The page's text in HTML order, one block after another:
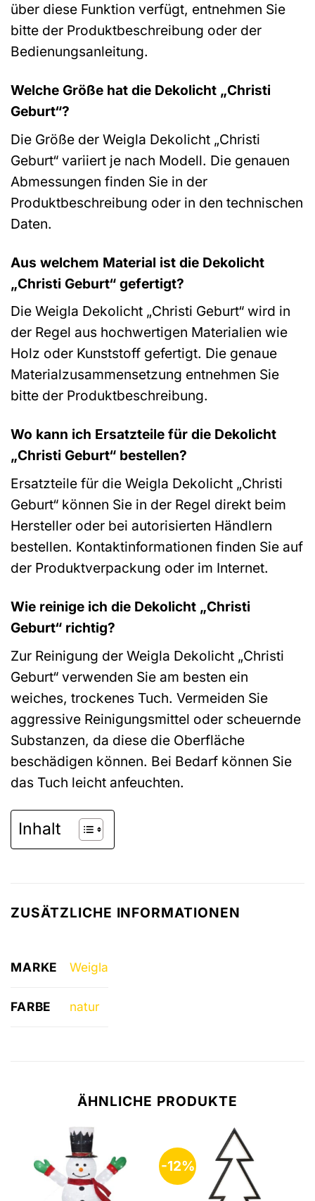
über diese Funktion verfügt, entnehmen Sie
bitte der Produktbeschreibung oder der
Bedienungsanleitung.
Welche Größe hat die Dekolicht „Christi
Geburt“?
Die Größe der Weigla Dekolicht „Christi
Geburt“ variiert je nach Modell. Die genauen
Abmessungen finden Sie in der
Produktbeschreibung oder in den technischen
Daten.
Aus welchem Material ist die Dekolicht
„Christi Geburt“ gefertigt?
Die Weigla Dekolicht „Christi Geburt“ wird in
der Regel aus hochwertigen Materialien wie
Holz oder Kunststoff gefertigt. Die genaue
Materialzusammensetzung entnehmen Sie
bitte der Produktbeschreibung.
Wo kann ich Ersatzteile für die Dekolicht
„Christi Geburt“ bestellen?
Ersatzteile für die Weigla Dekolicht „Christi
Geburt“ können Sie in der Regel direkt beim
Hersteller oder bei autorisierten Händlern
bestellen. Kontaktinformationen finden Sie auf
der Produktverpackung oder im Internet.
Wie reinige ich die Dekolicht „Christi
Geburt“ richtig?
Zur Reinigung der Weigla Dekolicht „Christi
Geburt“ verwenden Sie am besten ein
weiches, trockenes Tuch. Vermeiden Sie
aggressive Reinigungsmittel oder scheuernde
Substanzen, da diese die Oberfläche
beschädigen können. Bei Bedarf können Sie
das Tuch leicht anfeuchten.
Inhalt
ZUSÄTZLICHE INFORMATIONEN
MARKE Weigla
FARBE natur
ÄHNLICHE PRODUKTE
-12%